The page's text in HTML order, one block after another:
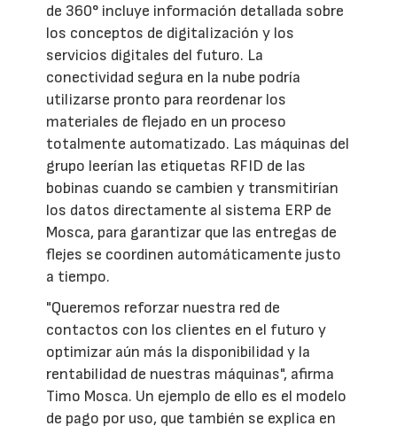
de 360° incluye información detallada sobre
los conceptos de digitalización y los
servicios digitales del futuro. La
conectividad segura en la nube podría
utilizarse pronto para reordenar los
materiales de flejado en un proceso
totalmente automatizado. Las máquinas del
grupo leerían las etiquetas RFID de las
bobinas cuando se cambien y transmitirían
los datos directamente al sistema ERP de
Mosca, para garantizar que las entregas de
flejes se coordinen automáticamente justo
a tiempo.
"Queremos reforzar nuestra red de
contactos con los clientes en el futuro y
optimizar aún más la disponibilidad y la
rentabilidad de nuestras máquinas", afirma
Timo Mosca. Un ejemplo de ello es el modelo
de pago por uso, que también se explica en